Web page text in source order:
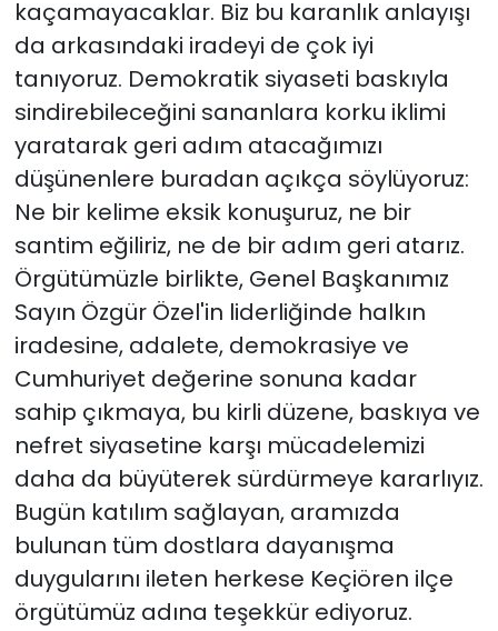
kaçamayacaklar. Biz bu karanlık anlayışı
da arkasındaki iradeyi de çok iyi
tanıyoruz. Demokratik siyaseti baskıyla
sindirebileceğini sananlara korku iklimi
yaratarak geri adım atacağımızı
düşünenlere buradan açıkça söylüyoruz:
Ne bir kelime eksik konuşuruz, ne bir
santim eğiliriz, ne de bir adım geri atarız.
Örgütümüzle birlikte, Genel Başkanımız
Sayın Özgür Özel'in liderliğinde halkın
iradesine, adalete, demokrasiye ve
Cumhuriyet değerine sonuna kadar
sahip çıkmaya, bu kirli düzene, baskıya ve
nefret siyasetine karşı mücadelemizi
daha da büyüterek sürdürmeye kararlıyız.
Bugün katılım sağlayan, aramızda
bulunan tüm dostlara dayanışma
duygularını ileten herkese Keçiören ilçe
örgütümüz adına teşekkür ediyoruz.